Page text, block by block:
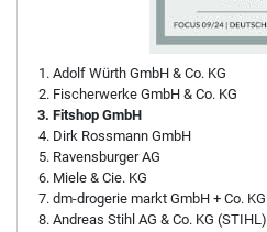
Adolf Würth GmbH & Co. KG
Fischerwerke GmbH & Co. KG
Fitshop GmbH
Dirk Rossmann GmbH
Ravensburger AG
Miele & Cie. KG
dm-drogerie markt GmbH + Co. KG
Andreas Stihl AG & Co. KG (STIHL)